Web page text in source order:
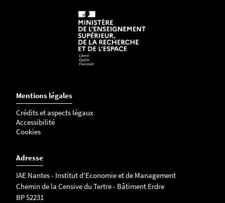
Mentions légales
Crédits et aspects légaux
Accessibilité
Cookies
Adresse
IAE Nantes - Institut d'Economie et de Management
Chemin de la Censive du Tertre - Bâtiment Erdre
BP 52231